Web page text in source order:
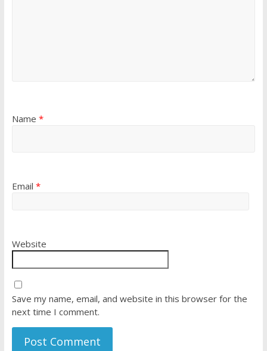
Name *
Email *
Website
Save my name, email, and website in this browser for the
next time I comment.